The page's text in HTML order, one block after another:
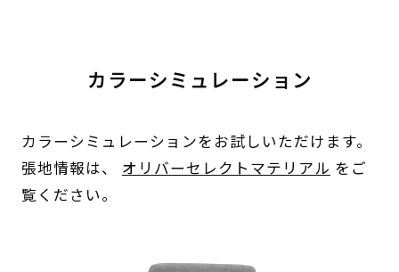
カラーシミュレーション
カラーシミュレーションをお試しいただけます。
張地情報は、 オリバーセレクトマテリアル をご
覧ください。